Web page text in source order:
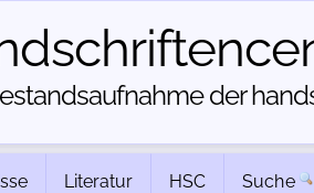
der
Literatur HSC Suche